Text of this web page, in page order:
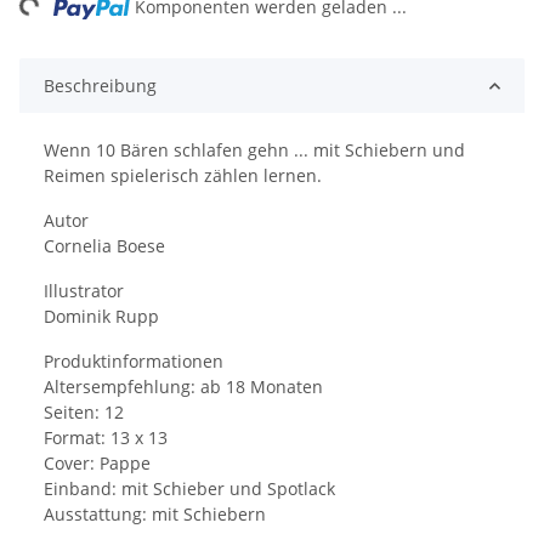
Komponenten werden geladen ...
Beschreibung
Wenn 10 Bären schlafen gehn ... mit Schiebern und
Reimen spielerisch zählen lernen.
Autor
Cornelia Boese
Illustrator
Dominik Rupp
Produktinformationen
Altersempfehlung: ab 18 Monaten
Seiten: 12
Format: 13 x 13
Cover: Pappe
Einband: mit Schieber und Spotlack
Ausstattung: mit Schiebern